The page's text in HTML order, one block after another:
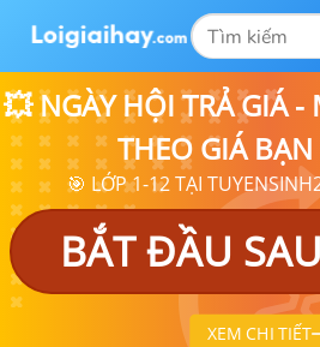
💥 NGÀY HỘI TRẢ GIÁ
THEO GIÁ BẠN
🎯 LỚP 1-12 TẠI
BẮT ĐẦU
XEM CHI TIẾT